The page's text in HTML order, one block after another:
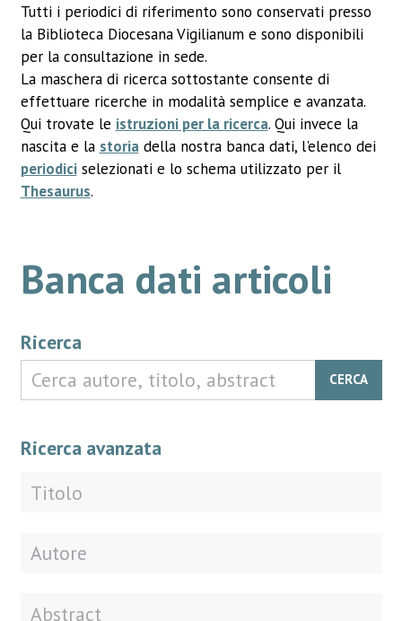
Tutti i periodici di riferimento sono conservati presso
la Biblioteca Diocesana Vigilianum e sono disponibili
per la consultazione in sede.
La maschera di ricerca sottostante consente di
effettuare ricerche in modalità semplice e avanzata.
Qui trovate le istruzioni per la ricerca. Qui invece la
nascita e la storiadella nostra banca dati, l'elenco dei
periodiciselezionati e lo schema utilizzato per il
Thesaurus.
Banca dati articoli
Ricerca
CERCA
Ricerca avanzata